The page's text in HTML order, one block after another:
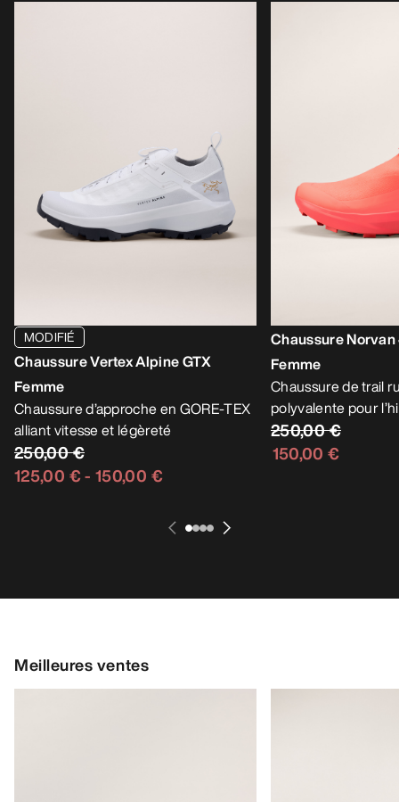
MODIFIÉ
Chaussure Vertex Alpine GTX
Femme
Chaussure d’approche en GORE-TEX
alliant vitesse et légèreté
250,00 €
125,00 €- 150,00 €
Chaussure
Femme
Chaussure de trail
polyvalente pour
250,00 €
150,00 €
Meilleures ventes